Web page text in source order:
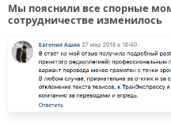
Мы пояснили все спорные
сотрудничестве изменилось